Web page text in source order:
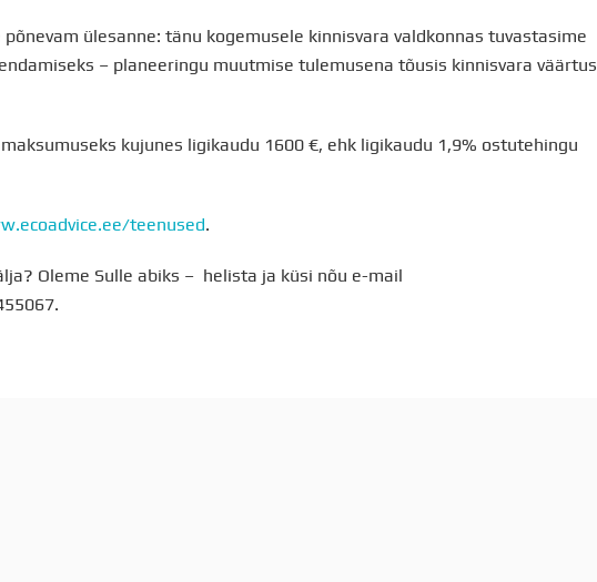
ülesanne: tänu kogemusele kinnisvara valdkonnas tuvastasime
– planeeringu muutmise tulemusena tõusis kinnisvara väärtus
kujunes ligikaudu 1600 €, ehk ligikaudu 1,9% ostutehingu
teenused.
Oleme Sulle abiks – helista ja küsi nõu e-mail